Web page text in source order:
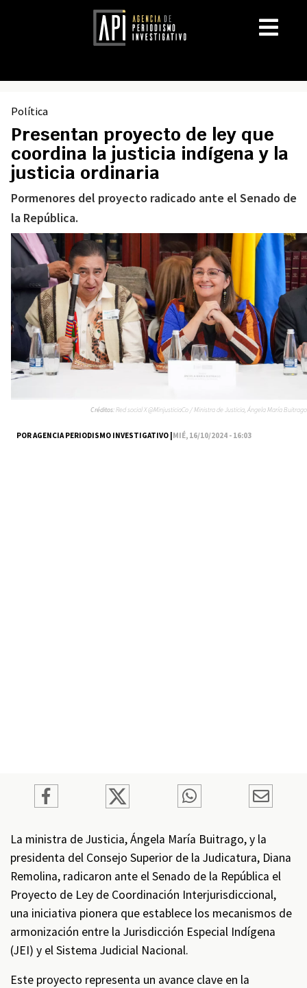
Política
Presentan proyecto de ley que
coordina la justicia indígena y la
justicia ordinaria
Pormenores del proyecto radicado ante el Senado de
la República.
POR AGENCIA PERIODISMO INVESTIGATIVO |MIÉ, 16/10/2024 - 16:03
Créditos:Red social X @MinjusticiaCo / Ministra de Justicia, Ángela María Buitrago
La ministra de Justicia, Ángela María Buitrago, y la
presidenta del Consejo Superior de la Judicatura, Diana
Remolina, radicaron ante el Senado de la República el
Proyecto de Ley de Coordinación Interjurisdiccional,
una iniciativa pionera que establece los mecanismos de
armonización entre la Jurisdicción Especial Indígena
(JEI) y el Sistema Judicial Nacional.
Este proyecto representa un avance clave en la